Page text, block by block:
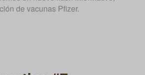
de vacunas Pfizer.